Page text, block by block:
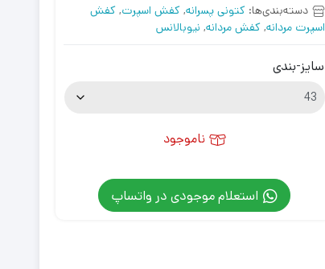
دسته‌بندی‌ها: کتونی پسرانه, کفش اسپرت, کفش
اسپرت مردانه, کفش مردانه, نیوبالانس
سایز-بندی
ناموجود
استعلام موجودی در واتساپ